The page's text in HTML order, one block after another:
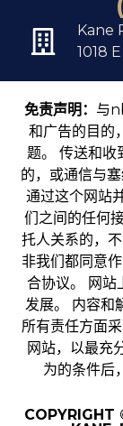
Kane
1018
免责声明： 与
和广告的目的
题。 传送和收
的，或通信与
通过这个网站
们之间的任何
托人关系的，
非我们都同意
合协议。 网站
发展。 内容和
所有责任方面
网站，以最充
为的条件后